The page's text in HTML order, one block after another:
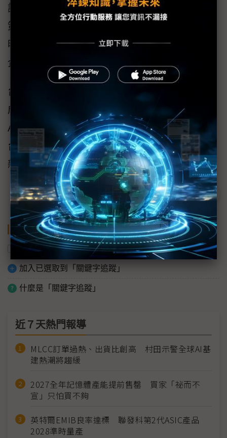
訊，並導入智慧分析平台，強化營運預測與決
策效率。此次升級不僅提升生產韌性與管理透
明度，也進一步推動數據平民化，讓數據成為
企業競爭力的重要核心。
台灣帆軟總經理王人賢表示：「AI落地應用已
成為企業掌握競爭力的關鍵，透過帆軟全新的
AI治理架構與Data Agent Dora，我們希望協助
台灣企業建立穩固的數據基礎，在智慧競爭的
新時代中持續成長，攜手邁向下一個十年。」
關鍵字
台灣
加入已選取到「關鍵字追蹤」
什麼是「關鍵字追蹤」
近７天熱門報導
MLCC訂單過熱、出貨比創高 村田示警全球AI基
建熱潮將趨緩
2027全年記憶體產能提前售罄 買家「祕而不
宣」只怕買不夠
英特爾EMIB良率達標 聯發科第2代ASIC產品
2028準時量產